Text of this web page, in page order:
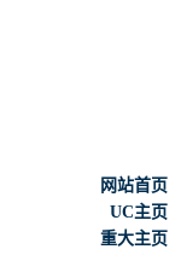
网站首页
UC主页
重大主页